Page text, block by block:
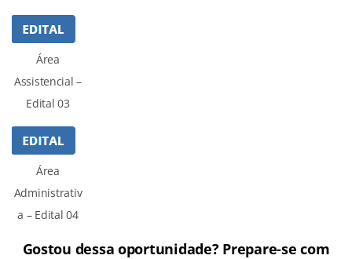
Área
Assistencial –
Edital 03
Área
Administrativ
a – Edital 04
Gostou dessa oportunidade? Prepare-se com